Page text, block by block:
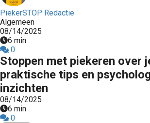
PiekerSTOP Redactie
Algemeen
08/14/2025
6 min
0
Stoppen met piekeren over
praktische tips en
inzichten
08/14/2025
6 min
0